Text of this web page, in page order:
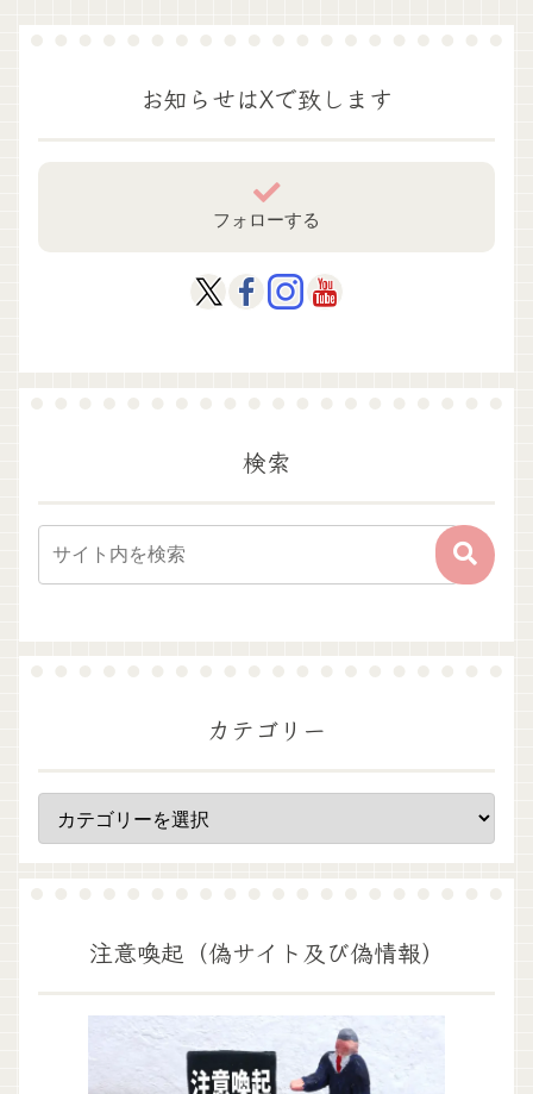
お知らせはXで致します
フォローする
検索
カテゴリー
注意喚起（偽サイト及び偽情報）